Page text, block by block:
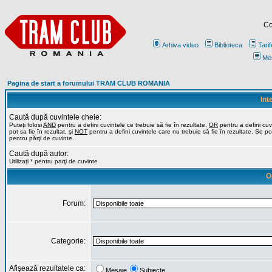
Arhiva video Biblioteca
Pagina de start a forumului TRAM CLUB ROMANIA
Caută după cuvintele cheie:
Puteţi folosiAND pentru a defini cuvintele ce trebuie să fie în rezultate, OR pentru a defini
pot sa fie în rezultat, şi NOT pentru a defini cuvintele care nu trebuie să fie în rezultate. Se
pentru părţi de cuvinte.
Caută după autor:
Utilizaţi * pentru parţi de cuvinte
Forum:
Categorie:
Afişează rezultatele ca: Mesaje Subiecte